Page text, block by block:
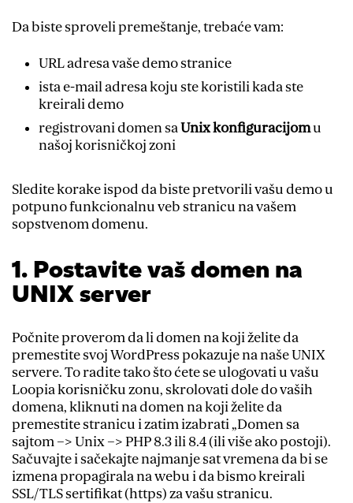
Da biste sproveli premeštanje, trebaće vam:
URL adresa vaše demo stranice
ista e-mail adresa koju ste koristili kada ste
kreirali demo
registrovani domen saUnix konfiguracijomu
našoj korisničkoj zoni
Sledite korake ispod da biste pretvorili vašu demo u
potpuno funkcionalnu veb stranicu na vašem
sopstvenom domenu.
1. Postavite vaš domen na
UNIX server
Počnite proverom da li domen na koji želite da
premestite svoj WordPress pokazuje na naše UNIX
servere. To radite tako što ćete se ulogovati u vašu
Loopia korisničku zonu, skrolovati dole do vaših
domena, kliknuti na domen na koji želite da
premestite stranicu i zatim izabrati „Domen sa
sajtom –> Unix –> PHP 8.3 ili 8.4 (ili više ako postoji).
Sačuvajte i sačekajte najmanje sat vremena da bi se
izmena propagirala na webu i da bismo kreirali
SSL/TLS sertifikat (https) za vašu stranicu.